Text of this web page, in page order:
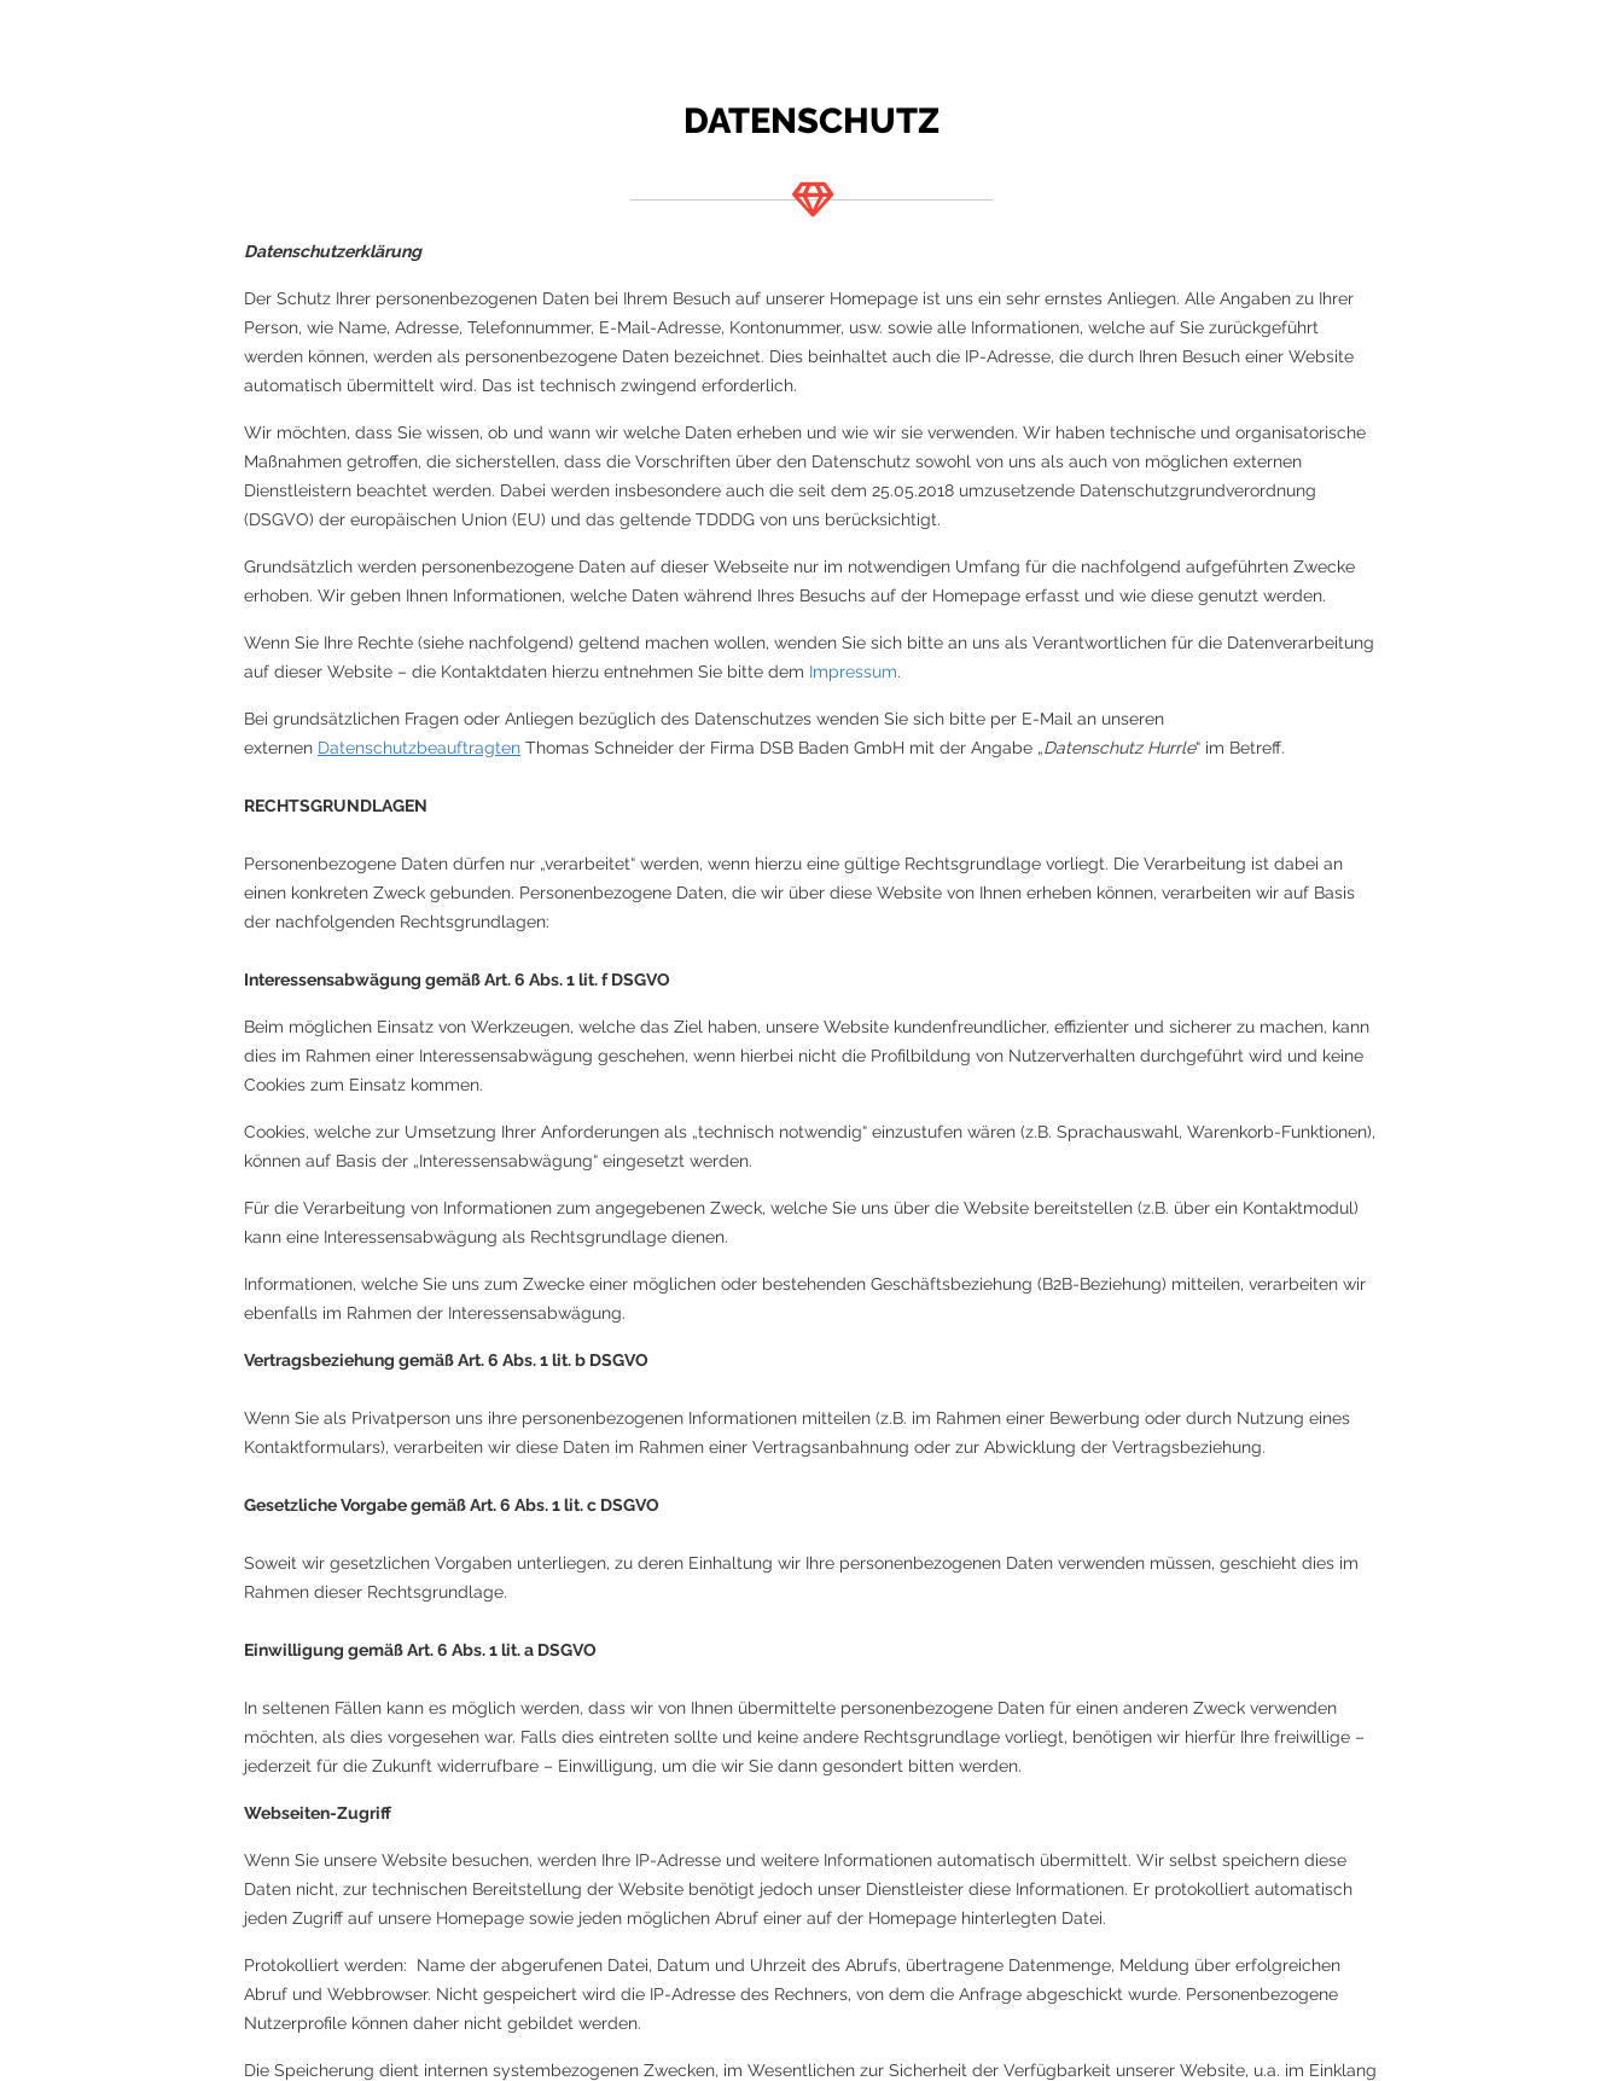
DATENSCHUTZ
Datenschutzerklärung
Der Schutz Ihrer personenbezogenen Daten bei Ihrem Besuch auf unserer Homepage ist uns ein sehr ernstes Anliegen. Alle Angaben zu Ihrer
Person, wie Name, Adresse, Telefonnummer, E-Mail-Adresse, Kontonummer, usw. sowie alle Informationen, welche auf Sie zurückgeführt
werden können, werden als personenbezogene Daten bezeichnet. Dies beinhaltet auch die IP-Adresse, die durch Ihren Besuch einer Website
automatisch übermittelt wird. Das ist technisch zwingend erforderlich.
Wir möchten, dass Sie wissen, ob und wann wir welche Daten erheben und wie wir sie verwenden. Wir haben technische und organisatorische
Maßnahmen getroffen, die sicherstellen, dass die Vorschriften über den Datenschutz sowohl von uns als auch von möglichen externen
Dienstleistern beachtet werden. Dabei werden insbesondere auch die seit dem 25.05.2018 umzusetzende Datenschutzgrundverordnung
(DSGVO) der europäischen Union (EU) und das geltende TDDDG von uns berücksichtigt.
Grundsätzlich werden personenbezogene Daten auf dieser Webseite nur im notwendigen Umfang für die nachfolgend aufgeführten Zwecke
erhoben. Wir geben Ihnen Informationen, welche Daten während Ihres Besuchs auf der Homepage erfasst und wie diese genutzt werden.
Wenn Sie Ihre Rechte (siehe nachfolgend) geltend machen wollen, wenden Sie sich bitte an uns als Verantwortlichen für die Datenverarbeitung
auf dieser Website – die Kontaktdaten hierzu entnehmen Sie bitte dem Impressum.
Bei grundsätzlichen Fragen oder Anliegen bezüglich des Datenschutzes wenden Sie sich bitte per E-Mail an unseren
externen Datenschutzbeauftragten Thomas Schneider der Firma DSB Baden GmbH mit der Angabe „Datenschutz Hurrle“ im Betreff.
RECHTSGRUNDLAGEN
Personenbezogene Daten dürfen nur „verarbeitet“ werden, wenn hierzu eine gültige Rechtsgrundlage vorliegt. Die Verarbeitung ist dabei an
einen konkreten Zweck gebunden. Personenbezogene Daten, die wir über diese Website von Ihnen erheben können, verarbeiten wir auf Basis
der nachfolgenden Rechtsgrundlagen:
Interessensabwägung gemäß Art. 6 Abs. 1 lit. f DSGVO
Beim möglichen Einsatz von Werkzeugen, welche das Ziel haben, unsere Website kundenfreundlicher, effizienter und sicherer zu machen, kann
dies im Rahmen einer Interessensabwägung geschehen, wenn hierbei nicht die Profilbildung von Nutzerverhalten durchgeführt wird und keine
Cookies zum Einsatz kommen.
Cookies, welche zur Umsetzung Ihrer Anforderungen als „technisch notwendig“ einzustufen wären (z.B. Sprachauswahl, Warenkorb-Funktionen),
können auf Basis der „Interessensabwägung“ eingesetzt werden.
Für die Verarbeitung von Informationen zum angegebenen Zweck, welche Sie uns über die Website bereitstellen (z.B. über ein Kontaktmodul)
kann eine Interessensabwägung als Rechtsgrundlage dienen.
Informationen, welche Sie uns zum Zwecke einer möglichen oder bestehenden Geschäftsbeziehung (B2B-Beziehung) mitteilen, verarbeiten wir
ebenfalls im Rahmen der Interessensabwägung.
Vertragsbeziehung gemäß Art. 6 Abs. 1 lit. b DSGVO​
Wenn Sie als Privatperson uns ihre personenbezogenen Informationen mitteilen (z.B. im Rahmen einer Bewerbung oder durch Nutzung eines
Kontaktformulars), verarbeiten wir diese Daten im Rahmen einer Vertragsanbahnung oder zur Abwicklung der Vertragsbeziehung.
Gesetzliche Vorgabe gemäß Art. 6 Abs. 1 lit. c DSGVO​
Soweit wir gesetzlichen Vorgaben unterliegen, zu deren Einhaltung wir Ihre personenbezogenen Daten verwenden müssen, geschieht dies im
Rahmen dieser Rechtsgrundlage.
Einwilligung gemäß Art. 6 Abs. 1 lit. a DSGVO​
In seltenen Fällen kann es möglich werden, dass wir von Ihnen übermittelte personenbezogene Daten für einen anderen Zweck verwenden
möchten, als dies vorgesehen war. Falls dies eintreten sollte und keine andere Rechtsgrundlage vorliegt, benötigen wir hierfür Ihre freiwillige –
jederzeit für die Zukunft widerrufbare – Einwilligung, um die wir Sie dann gesondert bitten werden.
Webseiten-Zugriff
Wenn Sie unsere Website besuchen, werden Ihre IP-Adresse und weitere Informationen automatisch übermittelt. Wir selbst speichern diese
Daten nicht, zur technischen Bereitstellung der Website benötigt jedoch unser Dienstleister diese Informationen. Er protokolliert automatisch
jeden Zugriff auf unsere Homepage sowie jeden möglichen Abruf einer auf der Homepage hinterlegten Datei.
Protokolliert werden: Name der abgerufenen Datei, Datum und Uhrzeit des Abrufs, übertragene Datenmenge, Meldung über erfolgreichen
Abruf und Webbrowser. Nicht gespeichert wird die IP-Adresse des Rechners, von dem die Anfrage abgeschickt wurde. Personenbezogene
Nutzerprofile können daher nicht gebildet werden.
Die Speicherung dient internen systembezogenen Zwecken, im Wesentlichen zur Sicherheit der Verfügbarkeit unserer Website, u.a. im Einklang